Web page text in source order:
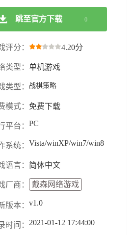
跳至官方下载 0
评分： 4.20分
类型： 单机游戏
类型： 战棋策略
模式： 免费下载
平台： PC
系统： Vista/winXP/win7/win8
语言： 简体中文
厂商： 戴森网络游戏
版本： v1.0
时间： 2021-01-12 17:44:00